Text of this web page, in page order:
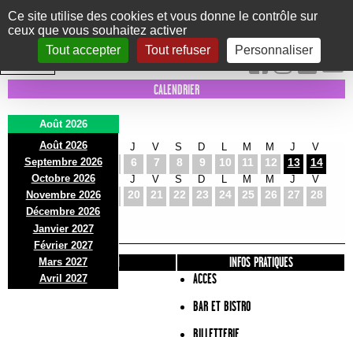
Panneau de gestion des cookies
Ce site utilise des cookies et vous donne le contrôle sur
ceux que vous souhaitez activer
Tout accepter
Tout refuser Personnaliser
Le Marni
CONCERTS DANSE/CIRQUE THÉÂTRE KIDS EXPOS EVENTS
INTRA MUROS
CALENDRIER
Août 2026
Août 2026
Septembre 2026
Octobre 2026
Novembre 2026
Décembre 2026
Janvier 2027
Février 2027
Mars 2027
Avril 2027
D
2
L
3
M
4
J
6
V
7
S
8
D
9 10
M
11
M
12
J
13
V
14
D
16
L
17
M
18
J
20
V
21
S
22
D
23 24
M
25
M
26
J
27
V
28
D
30
L
31
PRÉSENTATION
INFOS PRATIQUES
ACCES
BAR ET BISTRO